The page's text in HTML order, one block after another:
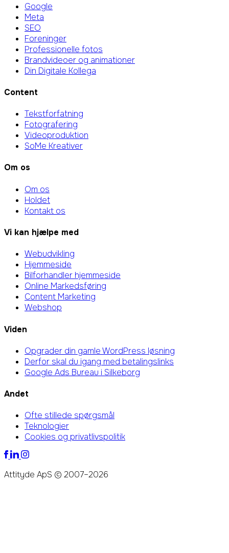
Google
Meta
SEO
Foreninger
Professionelle fotos
Brandvideoer og animationer
Din Digitale Kollega
Content
Tekstforfatning
Fotografering
Videoproduktion
SoMe Kreativer
Om os
Om os
Holdet
Kontakt os
Vi kan hjælpe med
Webudvikling
Hjemmeside
Bilforhandler hjemmeside
Online Markedsføring
Content Marketing
Webshop
Viden
Opgrader din gamle WordPress løsning
Derfor skal du igang med betalingslinks
Google Ads Bureau i Silkeborg
Andet
Ofte stillede spørgsmål
Teknologier
Cookies og privatlivspolitik
Attityde ApS © 2007–2026